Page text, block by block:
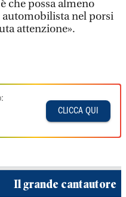
che possa almeno
nel porsi
attenzione».
CLICCA QUI
Il grande cantautore